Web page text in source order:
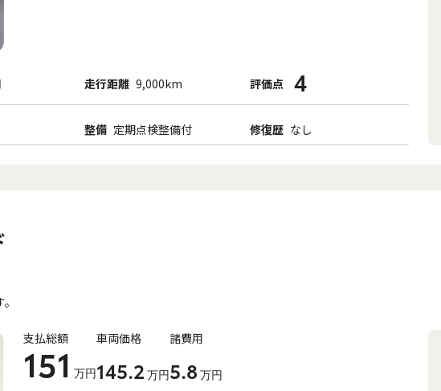
走行距離 9,000km 評価点 4
整備 定期点検整備付 修復歴 なし
支払総額
151 万円
車両価格
145.2 万円
諸費用
5.8 万円